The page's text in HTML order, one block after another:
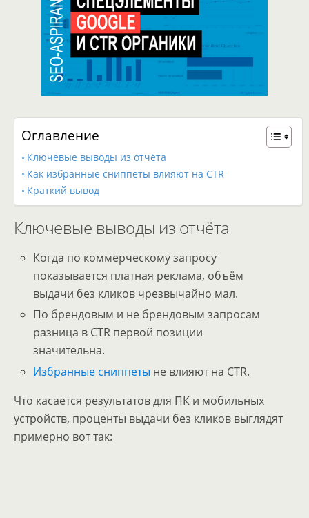
Оглавление
Ключевые выводы из отчёта
Как избранные сниппеты влияют на CTR
Краткий вывод
Ключевые выводы из отчёта
Когда по коммерческому запросу
показывается платная реклама, объём
выдачи без кликов чрезвычайно мал.
По брендовым и не брендовым запросам
разница в CTR первой позиции
значительна.
Избранные сниппеты не влияют на CTR.
Что касается результатов для ПК и мобильных
устройств, проценты выдачи без кликов выглядят
примерно вот так: